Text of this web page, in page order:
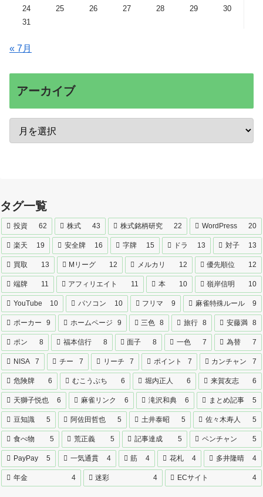
24
25 26 27 28 29
30
31
« 7月
アーカイブ
タグ一覧
投資 62 株式 43 株式銘柄研究 22 WordPress 20
楽天 19 安全牌 16 字牌 15 ドラ 13 対子 13
買取 13 Mリーグ 12 メルカリ 12 優先順位 12
端牌 11 アフィリエイト 11 本 10 嶺岸信明 10
YouTube 10 パソコン 10 フリマ 9 麻雀特殊ルール 9
ポーカー 9 ホームページ 9 三色 8 旅行 8 安藤満 8
ポン 8 福本信行 8 面子 8 一色 7 為替 7
NISA 7 チー 7 リーチ 7 ポイント 7 カンチャン 7
危険牌 6 むこうぶち 6 堀内正人 6 来賀友志 6
天獅子悦也 6 麻雀リンク 6 滝沢和典 6 まとめ記事 5
豆知識 5 阿佐田哲也 5 土井泰昭 5 佐々木寿人 5
食べ物 5 荒正義 5 記事達成 5 ペンチャン 5
PayPay 5 一気通貫 4 筋 4 花札 4 多井隆晴 4
年金 4 迷彩 4 ECサイト 4